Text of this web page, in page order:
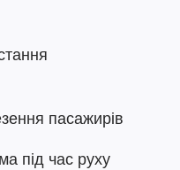
пасажирів
під час руху